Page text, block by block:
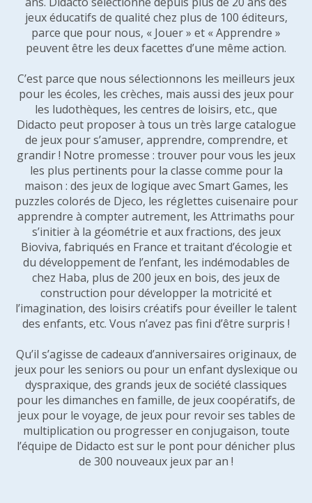
jeux éducatifs de qualité chez plus de 100 éditeurs,
parce que pour nous, « Jouer » et « Apprendre »
peuvent être les deux facettes d’une même action.
C’est parce que nous sélectionnons les meilleurs jeux
pour les écoles, les crèches, mais aussi des jeux pour
les ludothèques, les centres de loisirs, etc., que
Didacto peut proposer à tous un très large catalogue
de jeux pour s’amuser, apprendre, comprendre, et
grandir ! Notre promesse : trouver pour vous les jeux
les plus pertinents pour la classe comme pour la
maison : des jeux de logique avec Smart Games, les
puzzles colorés de Djeco, les réglettes cuisenaire pour
apprendre à compter autrement, les Attrimaths pour
s’initier à la géométrie et aux fractions, des jeux
Bioviva, fabriqués en France et traitant d’écologie et
du développement de l’enfant, les indémodables de
chez Haba, plus de 200 jeux en bois, des jeux de
construction pour développer la motricité et
l’imagination, des loisirs créatifs pour éveiller le talent
des enfants, etc. Vous n’avez pas fini d’être surpris !
Qu’il s’agisse de cadeaux d’anniversaires originaux, de
jeux pour les seniors ou pour un enfant dyslexique ou
dyspraxique, des grands jeux de société classiques
pour les dimanches en famille, de jeux coopératifs, de
jeux pour le voyage, de jeux pour revoir ses tables de
multiplication ou progresser en conjugaison, toute
l’équipe de Didacto est sur le pont pour dénicher plus
de 300 nouveaux jeux par an !